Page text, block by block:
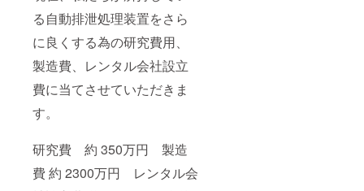
る自動排泄処理装置をさら
に良くする為の研究費用、
製造費、レンタル会社設立
費に当てさせていただきま
す。
研究費 約 350万円 製造
費 約 2300万円 レンタル会